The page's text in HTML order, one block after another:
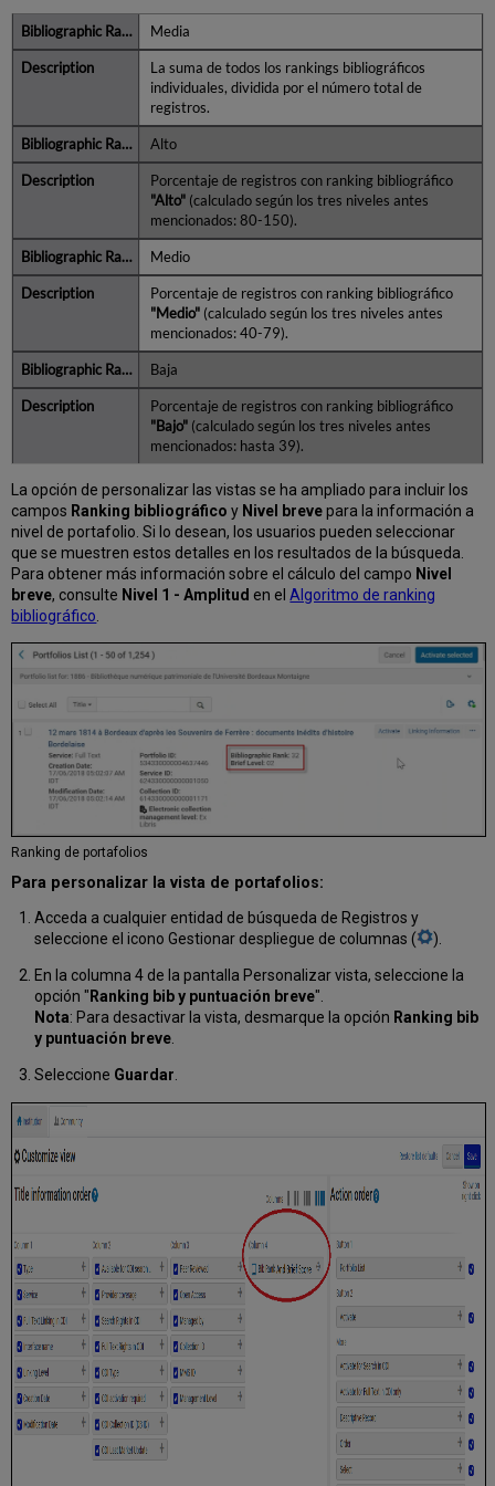
Media
La suma de todos los rankings bibliográficos
individuales, dividida por el número total de
registros.
Alto
Porcentaje de registros con ranking bibliográfico
"Alto"(calculado según los tres niveles antes
mencionados: 80-150).
Medio
Porcentaje de registros con ranking bibliográfico
"Medio"(calculado según los tres niveles antes
mencionados: 40-79).
Baja
Porcentaje de registros con ranking bibliográfico
"Bajo"(calculado según los tres niveles antes
mencionados: hasta 39).
La opción de personalizar las vistas se ha ampliado para incluir los
campos Ranking bibliográfico y Nivel brevepara la información a
nivel de portafolio. Si lo desean, los usuarios pueden seleccionar
que se muestren estos detalles en los resultados de la búsqueda.
Para obtener más información sobre el cálculo del campo Nivel
breve, consulte Nivel 1 - Amplitud en elAlgoritmo de ranking
bibliográfico
Ranking de portafolios
Para personalizar la vista de portafolios:
Acceda a cualquier entidad de búsqueda de Registros y
seleccione el icono Gestionar despliegue de columnas (
).
En la columna 4 de la pantalla Personalizar vista, seleccione la
opción " Ranking bib y puntuación breve".
Nota: Para desactivar la vista, desmarque la opción Ranking bib
y puntuación breve.
Seleccione Guardar